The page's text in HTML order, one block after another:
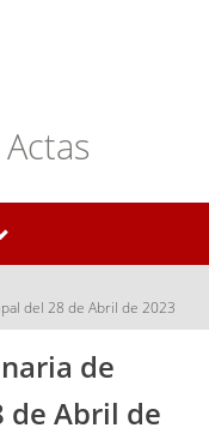
Actas
del 28 de Abril de 2023
de
de Abril de